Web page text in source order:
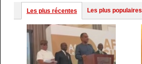
Les plus récentes Les plus populaires